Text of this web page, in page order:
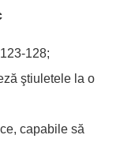
128;
ştiuletele la o
capabile să